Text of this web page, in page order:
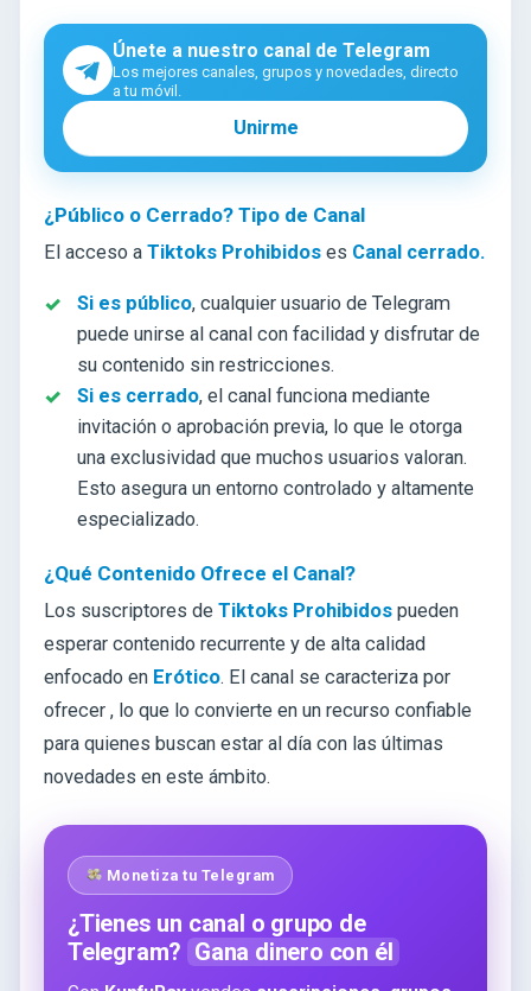
Únete a nuestro canal de Telegram
Los mejores canales, grupos y novedades, directo
a tu móvil.
Unirme
¿Público o Cerrado? Tipo de Canal
El acceso a Tiktoks Prohibidos es Canal cerrado.
Si es público, cualquier usuario de Telegram
puede unirse al canal con facilidad y disfrutar de
su contenido sin restricciones.
Si es cerrado, el canal funciona mediante
invitación o aprobación previa, lo que le otorga
una exclusividad que muchos usuarios valoran.
Esto asegura un entorno controlado y altamente
especializado.
¿Qué Contenido Ofrece el Canal?
Los suscriptores de Tiktoks Prohibidos pueden
esperar contenido recurrente y de alta calidad
enfocado en Erótico. El canal se caracteriza por
ofrecer , lo que lo convierte en un recurso confiable
para quienes buscan estar al día con las últimas
novedades en este ámbito.
Monetiza tu Telegram
¿Tienes un canal o grupo de
Telegram? Gana dinero con él